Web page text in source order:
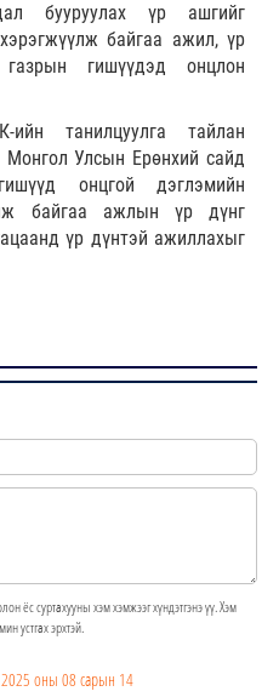
бууруулах үр ашгийг
байгаа ажил, үр
гишүүдэд онцлон
ийн танилцуулга тайлан
Улсын Ерөнхий сайд
онцгой дэглэмийн
байгаа ажлын үр дүнг
үр дүнтэй ажиллахыг
ёс суртахууны хэм хэмжээг хүндэтгэнэ үү. Хэм
устгах эрхтэй.
2025 оны 08 сарын 14